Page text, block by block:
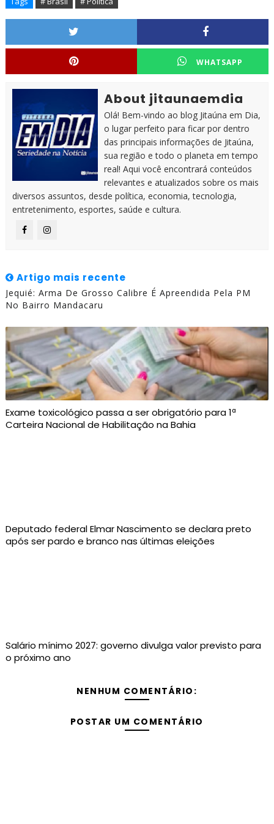
WHATSAPP
About jitaunaemdia
Olá! Bem-vindo ao blog Jitaúna em Dia,
o lugar perfeito para ficar por dentro
das principais informações de Jitaúna,
sua região e todo o planeta em tempo
real! Aqui você encontrará conteúdos
relevantes e atualizados sobre os mais
diversos assuntos, desde política, economia, tecnologia,
entretenimento, esportes, saúde e cultura.
Artigo mais recente
Jequié: Arma De Grosso Calibre É Apreendida Pela PM
No Bairro Mandacaru
Exame toxicológico passa a ser obrigatório para 1ª
Carteira Nacional de Habilitação na Bahia
Deputado federal Elmar Nascimento se declara preto
após ser pardo e branco nas últimas eleições
Salário mínimo 2027: governo divulga valor previsto para
o próximo ano
NENHUM COMENTÁRIO:
POSTAR UM COMENTÁRIO